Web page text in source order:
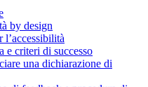
by design
l’accessibilità
e criteri di successo
una dichiarazione di